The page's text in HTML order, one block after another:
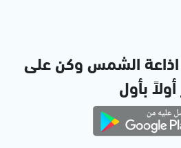
الشمس وكن على
بأول